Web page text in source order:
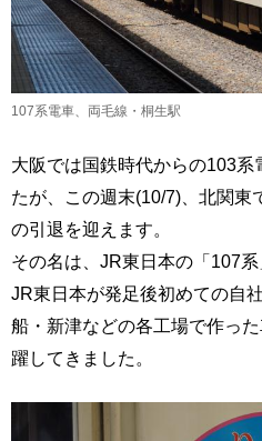
107系電車、両毛線・桐生駅
大阪では国鉄時代からの103
たが、この週末(10/7)、北関東
の引退を迎えます。
その名は、JR東日本の「107系
JR東日本が発足後初めての自
船・新津などの各工場で作っ
躍してきました。